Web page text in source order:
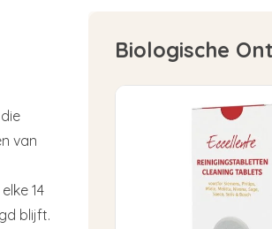
van
14
blijft.
Biologische